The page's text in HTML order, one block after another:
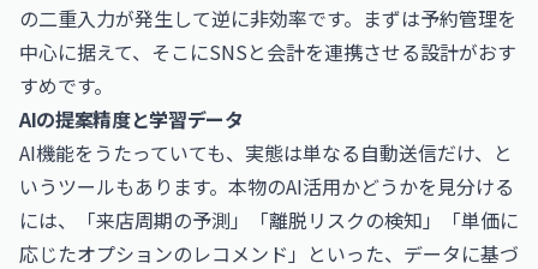
の二重入力が発生して逆に非効率です。まずは予約管理を
中心に据えて、そこにSNSと会計を連携させる設計がおす
すめです。
AIの提案精度と学習データ
AI機能をうたっていても、実態は単なる自動送信だけ、と
いうツールもあります。本物のAI活用かどうかを見分ける
には、「来店周期の予測」「離脱リスクの検知」「単価に
応じたオプションのレコメンド」といった、データに基づ